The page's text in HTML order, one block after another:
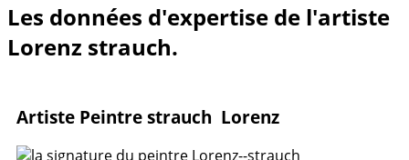
Les données d'expertise de l'artiste
Lorenz strauch.
Artiste Peintre strauch Lorenz